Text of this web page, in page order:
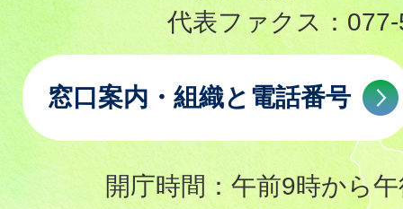
代表ファクス：
窓口案内・組織と電話番号
開庁時間：午前9時から